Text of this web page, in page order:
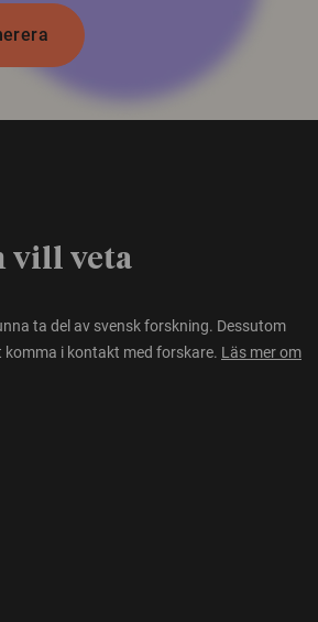
vill veta
ta del av svensk forskning. Dessutom
i kontakt med forskare. Läs mer om